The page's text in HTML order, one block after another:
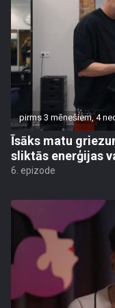
pirms 3 mēnešiem, 4
Īsāks matu
sliktās enerģijas
6. epizode